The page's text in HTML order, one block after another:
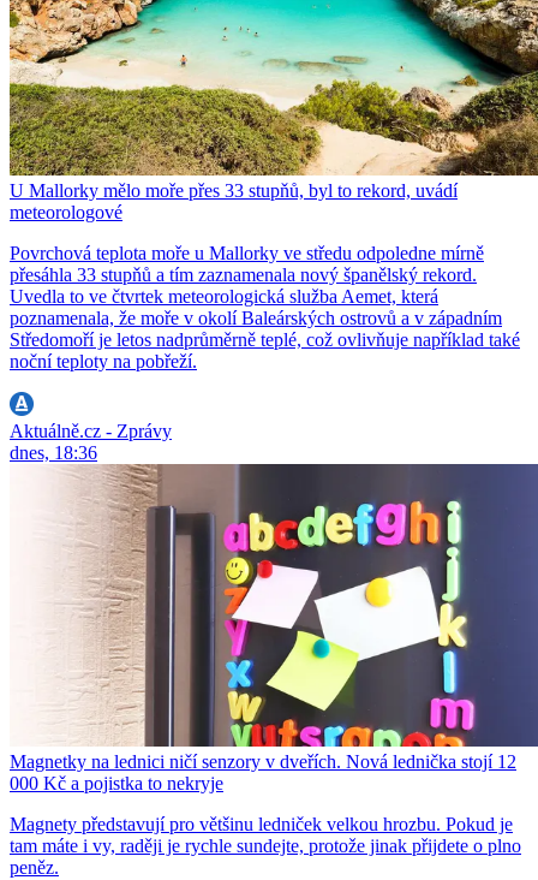
U Mallorky mělo moře přes 33 stupňů, byl to rekord, uvádí
meteorologové
Povrchová teplota moře u Mallorky ve středu odpoledne mírně
přesáhla 33 stupňů a tím zaznamenala nový španělský rekord.
Uvedla to ve čtvrtek meteorologická služba Aemet, která
poznamenala, že moře v okolí Baleárských ostrovů a v západním
Středomoří je letos nadprůměrně teplé, což ovlivňuje například také
noční teploty na pobřeží.
Aktuálně.cz - Zprávy
dnes, 18:36
Magnetky na lednici ničí senzory v dveřích. Nová lednička stojí 12
000 Kč a pojistka to nekryje
Magnety představují pro většinu ledniček velkou hrozbu. Pokud je
tam máte i vy, raději je rychle sundejte, protože jinak přijdete o plno
peněz.